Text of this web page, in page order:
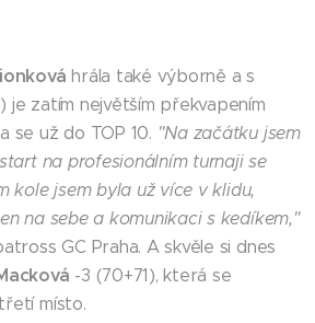
hrála také výborně a s
je zatím největším překvapením
se už do TOP 10. "Na začátku jsem
na profesionálním turnaji se
kole jsem byla už více v klidu,
na sebe a komunikaci s kedíkem,"
GC Praha. A skvěle si dnes
-3 (70+71), která se
místo.